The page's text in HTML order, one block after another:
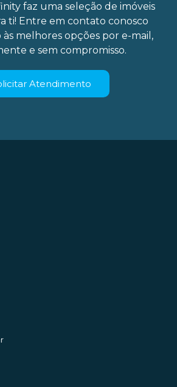
faz uma seleção de imóveis
ti! Entre em contato conosco
às melhores opções por e-mail,
e sem compromisso.
Atendimento